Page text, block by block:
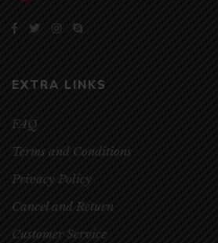
EXTRA LINKS
FAQ
Terms and Conditions
Privacy Policy
Cancel and Return
Customer Service